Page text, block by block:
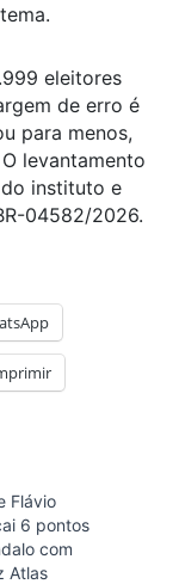
eleitores
de erro é
para menos,
levantamento
instituto e
04582/2026.
Flávio
6 pontos
com
Atlas